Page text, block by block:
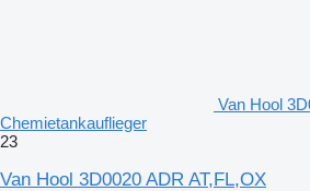
Van Hool
Chemietankauflieger
23
Van Hool 3D0020 ADR AT,FL,OX